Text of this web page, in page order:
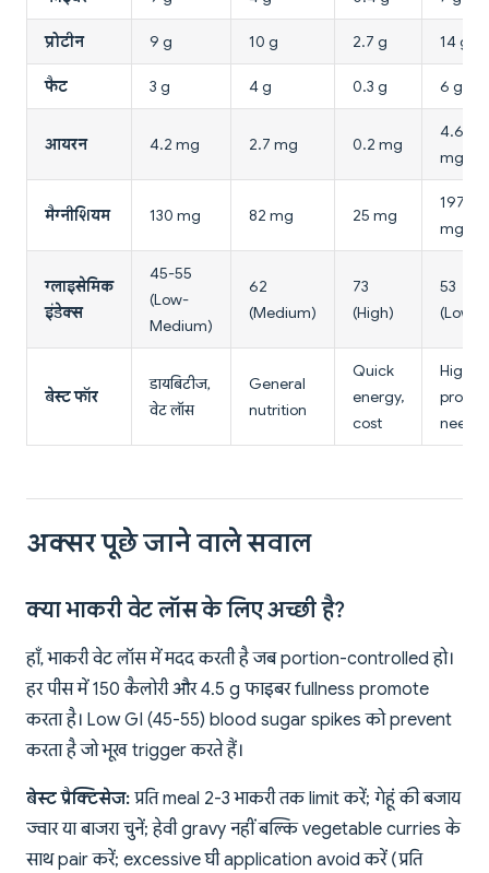
प्रोटीन 9 g 10 g 2.7 g 14 g
फैट 3 g 4 g 0.3 g 6 g
आयरन 4.2 mg 2.7 mg 0.2 mg
4.6
mg
मैग्नीशियम 130 mg 82 mg 25 mg
197
mg
ग्लाइसेमिक
इंडेक्स
45-55
(Low-
Medium)
62
(Medium)
73
(High)
53
(Low)
बेस्ट फॉर
डायबिटीज,
वेट लॉस
General
nutrition
Quick
energy,
cost
High
protein
needs
अक्सर पूछे जाने वाले सवाल
क्या भाकरी वेट लॉस के लिए अच्छी है?
हाँ, भाकरी वेट लॉस में मदद करती है जब portion-controlled हो।
हर पीस में 150 कैलोरी और 4.5 g फाइबर fullness promote
करता है। Low GI (45-55) blood sugar spikes को prevent
करता है जो भूख trigger करते हैं।
बेस्ट प्रैक्टिसेज: प्रति meal 2-3 भाकरी तक limit करें; गेहूं की बजाय
ज्वार या बाजरा चुनें; हेवी gravy नहीं बल्कि vegetable curries के
साथ pair करें; excessive घी application avoid करें (प्रति